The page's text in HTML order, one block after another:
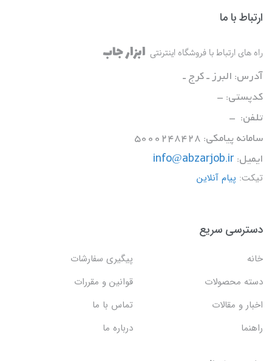
ارتباط با ما
راه های ارتباط با فروشگاه اینترنتی ابزار جاب
آدرس: البرز ـ کرج ـ
کدپستی: -
تلفن: -
سامانه پیامکی: 5000248428
ایمیل: info@abzarjob.ir
تیکت: پیام آنلاین
دسترسی سریع
خانه
پیگیری سفارشات
دسته محصولات
قوانین و مقررات
اخبار و مقالات
تماس با ما
راهنما
درباره ما